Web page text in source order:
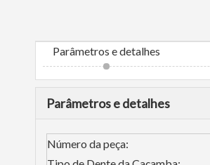
Parâmetros e detalhes
Parâmetros e detalhes
Número da peça: